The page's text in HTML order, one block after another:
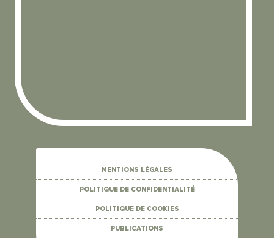
MENTIONS LÉGALES
POLITIQUE DE CONFIDENTIALITÉ
POLITIQUE DE COOKIES
PUBLICATIONS